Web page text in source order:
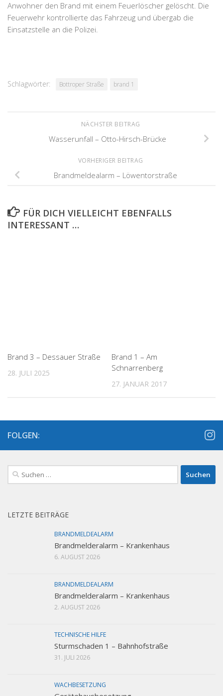
Anwohner den Brand mit einem Feuerlöscher gelöscht. Die
Feuerwehr kontrollierte das Fahrzeug und übergab die
Einsatzstelle an die Polizei.
Schlagwörter: Bottroper Straße brand 1
NÄCHSTER BEITRAG
Wasserunfall – Otto-Hirsch-Brücke
VORHERIGER BEITRAG
Brandmeldealarm – Löwentorstraße
FÜR DICH VIELLEICHT EBENFALLS
INTERESSANT …
Brand 3 – Dessauer Straße
28. JULI 2025
Brand 1 – Am
Schnarrenberg
27. JANUAR 2017
FOLGEN:
Suchen
nach:
LETZTE BEITRÄGE
BRANDMELDEALARM
Brandmelderalarm – Krankenhaus
6. AUGUST 2026
BRANDMELDEALARM
Brandmelderalarm – Krankenhaus
2. AUGUST 2026
TECHNISCHE HILFE
Sturmschaden 1 – Bahnhofstraße
31. JULI 2026
WACHBESETZUNG